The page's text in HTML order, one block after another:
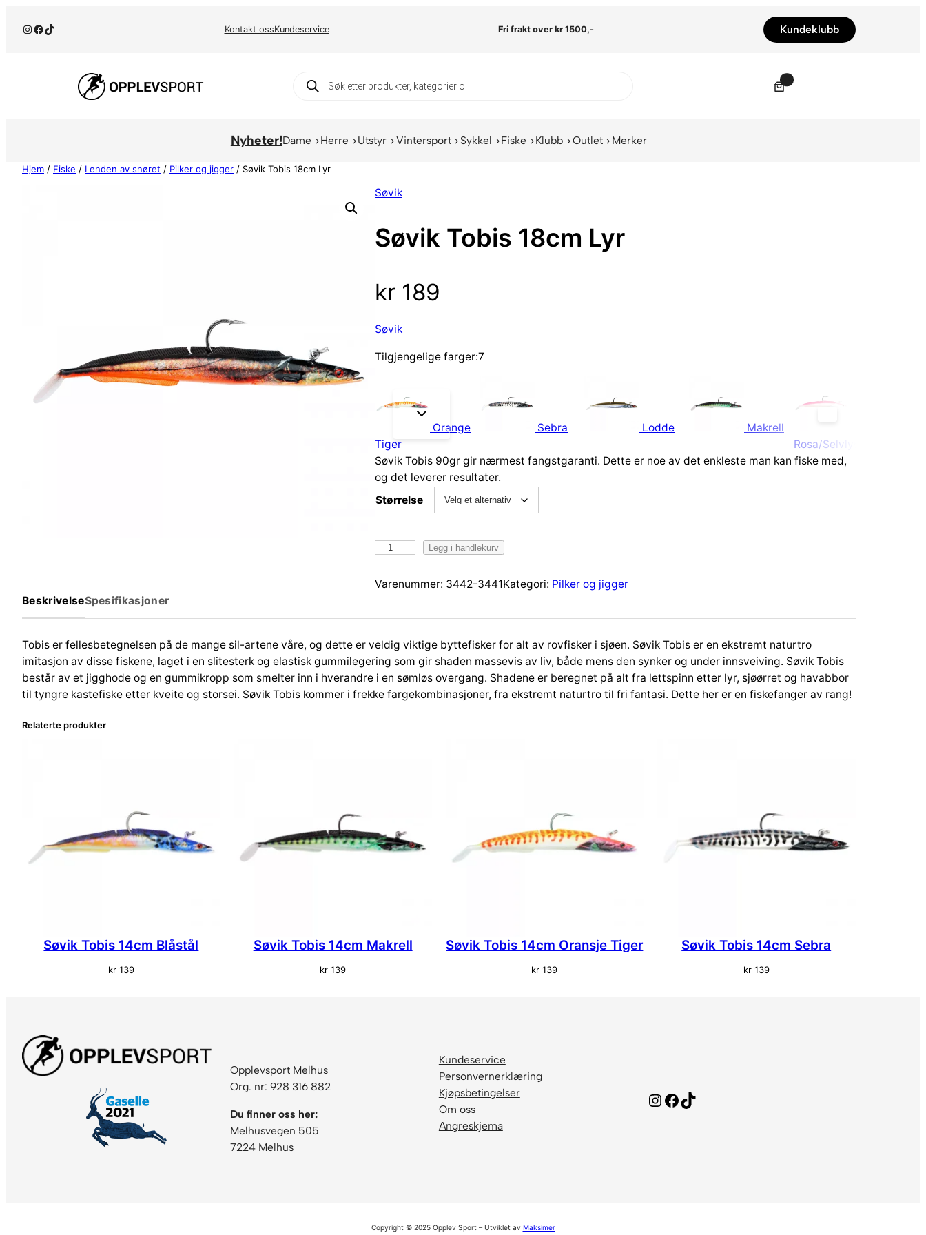
Instagram
Facebook
TikTok Kontakt ossKundeservice Fri frakt over kr 1500,- Kundeklubb
Products
search
Nyheter!Dame Herre Utstyr Vintersport Sykkel Fiske Klubb Outlet Merker
Hjem / Fiske / I enden av snøret / Pilker og jigger / Søvik Tobis 18cm Lyr
Søvik
Søvik Tobis 18cm Lyr
kr 189
Søvik
Tilgjengelige farger:7
Orange
Tiger
Sebra Lodde
Makrell
Rosa/Selvlysende
Søvik Tobis 90gr gir nærmest fangstgaranti. Dette er noe av det enkleste man kan fiske med,
og det leverer resultater.
Størrelse
v
o
b
s
a
n
Legg i handlekurv
Varenummer: 3442-3441Kategori: Pilker og jigger
BeskrivelseSpesifikasjoner
Tobis er fellesbetegnelsen på de mange sil-artene våre, og dette er veldig viktige byttefisker for alt av rovfisker i sjøen. Søvik Tobis er en ekstremt naturtro
imitasjon av disse fiskene, laget i en slitesterk og elastisk gummilegering som gir shaden massevis av liv, både mens den synker og under innsveiving. Søvik Tobis
består av et jigghode og en gummikropp som smelter inn i hverandre i en sømløs overgang. Shadene er beregnet på alt fra lettspinn etter lyr, sjøørret og havabbor
til tyngre kastefiske etter kveite og storsei. Søvik Tobis kommer i frekke fargekombinasjoner, fra ekstremt naturtro til fri fantasi. Dette her er en fiskefanger av rang!
Relaterte produkter
Søvik Tobis 14cm Blåstål
kr139
Søvik Tobis 14cm Makrell
kr 139
Søvik Tobis 14cm Oransje Tiger
kr 139
Søvik Tobis 14cm Sebra
kr139
Opplevsport Melhus
Org. nr: 928 316 882
Du finner oss her:
Melhusvegen 505
7224 Melhus
Kundeservice
Personvernerklæring
Kjøpsbetingelser
Om oss
Angreskjema
InstagramFacebook TikTok
Copyright © 2025 Opplev Sport – Utviklet av Maksimer